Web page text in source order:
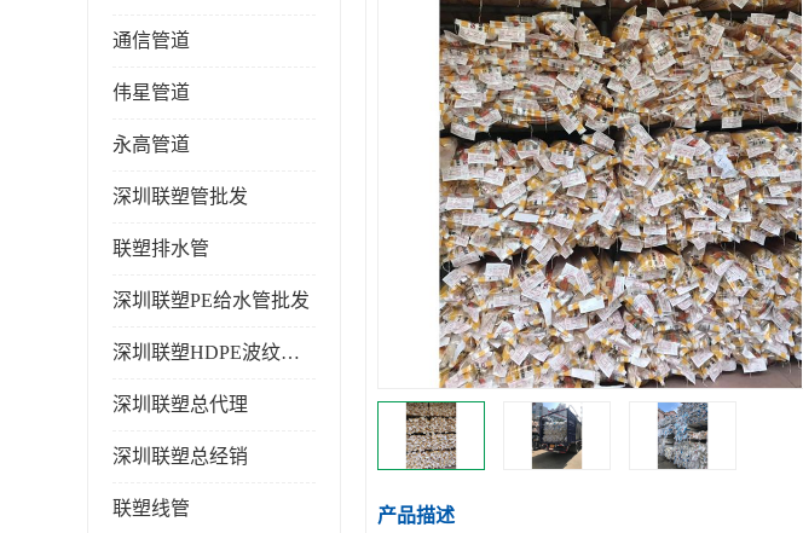
通信管道
伟星管道
永高管道
深圳联塑管批发
联塑排水管
深圳联塑PE给水管批发
深圳联塑HDPE波纹管批发
深圳联塑总代理
深圳联塑总经销
联塑线管 产品描述